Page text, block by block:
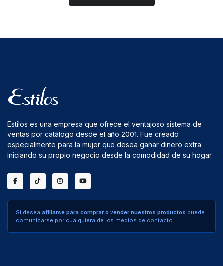
Estilos es una empresa que ofrece el ventajoso sistema de
ventas por catálogo desde el año 2001. Fue creado
especialmente para la mujer que desea ganar dinero extra
iniciando su propio negocio desde la comodidad de su hogar.
Si desea afiliarse para comprar o vender nuestros productos puede
comunicarse por cualquiera de los medios de contacto.